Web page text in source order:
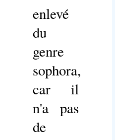
enlevé
du
genre
sophora,
car il
n'a pas
de